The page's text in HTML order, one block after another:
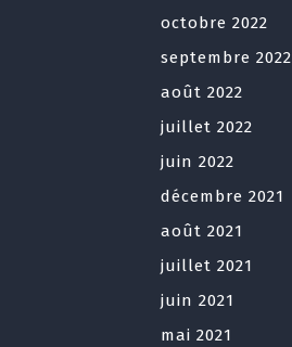
octobre 2022
septembre 2022
août 2022
juillet 2022
juin 2022
décembre 2021
août 2021
juillet 2021
juin 2021
mai 2021